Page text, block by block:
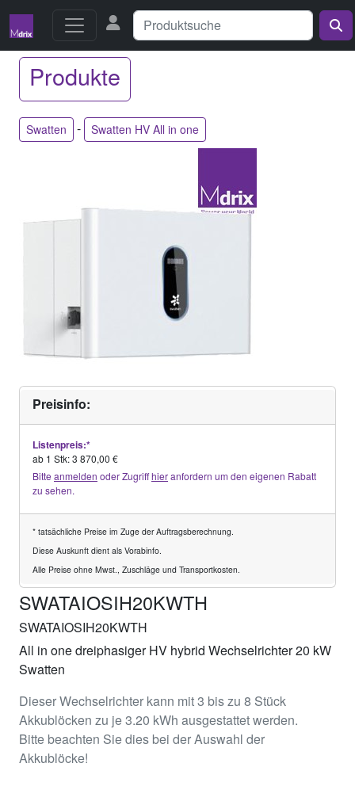
Produkte
Swatten - Swatten HV All in one
Preisinfo:
Listenpreis:*
ab 1 Stk: 3 870,00 €
Bitte anmelden oder Zugriffhieranfordern um den eigenen Rabatt
zu sehen.
* tatsächliche Preise im Zuge der Auftragsberechnung.
Diese Auskunft dient als Vorabinfo.
Alle Preise ohne Mwst., Zuschläge und Transportkosten.
SWATAIOSIH20KWTH
SWATAIOSIH20KWTH
All in one dreiphasiger HV hybrid Wechselrichter 20 kW
Swatten
Dieser Wechselrichter kann mit 3 bis zu 8 Stück
Akkublöcken zu je 3.20 kWh ausgestattet werden.
Bitte beachten Sie dies bei der Auswahl der
Akkublöcke!